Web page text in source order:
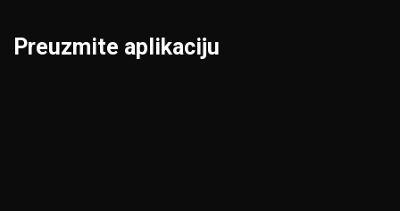
Preuzmite aplikaciju